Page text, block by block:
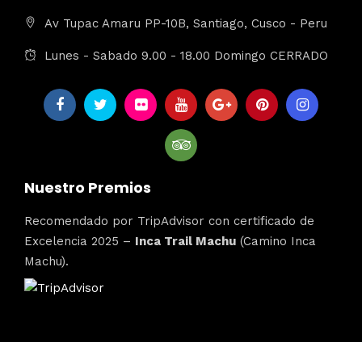
Av Tupac Amaru PP-10B, Santiago, Cusco - Peru
Lunes - Sabado 9.00 - 18.00 Domingo CERRADO
Nuestro Premios
Recomendado por TripAdvisor con certificado de
Excelencia 2025 – Inca Trail Machu (Camino Inca
Machu).